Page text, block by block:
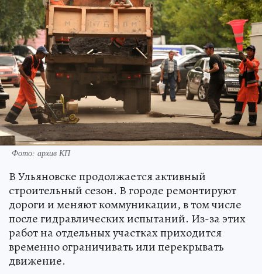
Фото: архив КП
В Ульяновске продолжается активный
строительный сезон. В городе ремонтируют
дороги и меняют коммуникации, в том числе
после гидравлических испытаний. Из-за этих
работ на отдельных участках приходится
временно ограничивать или перекрывать
движение.